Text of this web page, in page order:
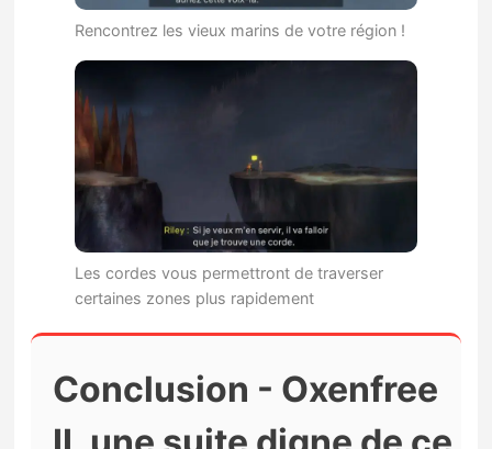
Rencontrez les vieux marins de votre région !
Les cordes vous permettront de traverser
certaines zones plus rapidement
Conclusion - Oxenfree